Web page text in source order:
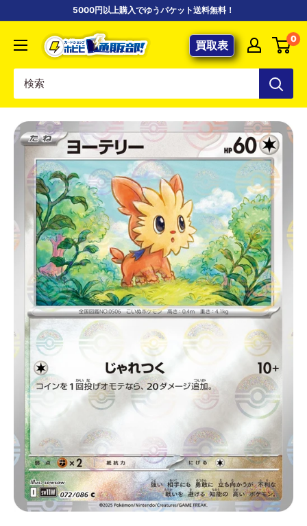
5000円以上購入でゆうパケット送料無料！
【ポ
ケ
専
門
店】
カ
ー
ド
シ
ョ
ッ
プ
ホ
ビ
ビ
通
販
部
買取表 0